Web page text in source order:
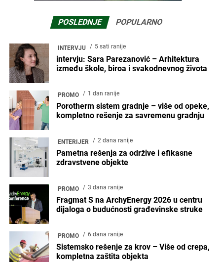
POSLEDNJE POPULARNO
INTERVJU 5 sati ranije
intervju: Sara Parezanović – Arhitektura
između škole, biroa i svakodnevnog života
PROMO 1 dan ranije
Porotherm sistem gradnje – više od opeke,
kompletno rešenje za savremenu gradnju
ENTERIJER 2 dana ranije
Pametna rešenja za održive i efikasne
zdravstvene objekte
PROMO 3 dana ranije
Fragmat S na ArchyEnergy 2026 u centru
dijaloga o budućnosti građevinske struke
PROMO 6 dana ranije
Sistemsko rešenje za krov – Više od crepa,
kompletna zaštita objekta